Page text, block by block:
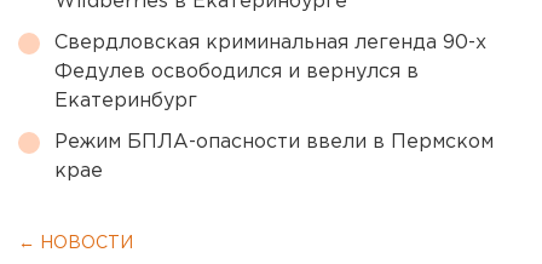
Свердловская криминальная легенда 90-х
Федулев освободился и вернулся в
Екатеринбург
Режим БПЛА-опасности ввели в Пермском
крае
← НОВОСТИ